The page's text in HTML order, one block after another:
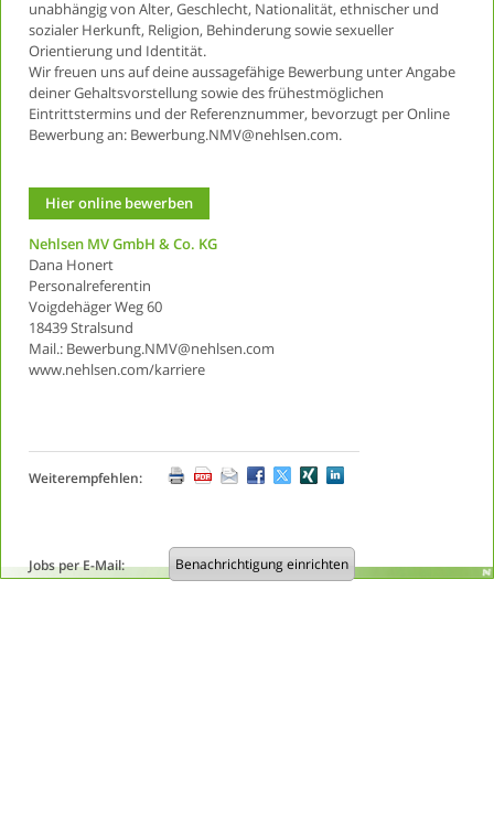
unabhängig von Alter, Geschlecht, Nationalität, ethnischer und
sozialer Herkunft, Religion, Behinderung sowie sexueller
Orientierung und Identität.
Wir freuen uns auf deine aussagefähige Bewerbung unter Angabe
deiner Gehaltsvorstellung sowie des frühestmöglichen
Eintrittstermins und der Referenznummer, bevorzugt per Online
Bewerbung an: Bewerbung.NMV@nehlsen.com.
Hier online bewerben
Nehlsen MV GmbH & Co. KG
Dana Honert
Personalreferentin
Voigdehäger Weg 60
18439 Stralsund
Mail.: Bewerbung.NMV@nehlsen.com
www.nehlsen.com/karriere
Weiterempfehlen:
Jobs per E-Mail: Benachrichtigung einrichten